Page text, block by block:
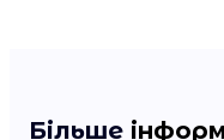
Більше